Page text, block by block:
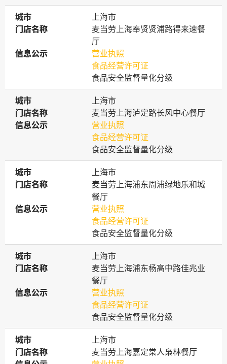
城市
城市
上海市
门店名称
门店名称
麦当劳上海奉贤贤浦路得来速餐
厅
信息公示
信息公示
营业执照
食品经营许可证
食品安全监督量化分级
城市
城市
上海市
门店名称
门店名称
麦当劳上海泸定路长风中心餐厅
信息公示
信息公示
营业执照
食品经营许可证
食品安全监督量化分级
城市
城市
上海市
门店名称
门店名称
麦当劳上海浦东周浦绿地乐和城
餐厅
信息公示
信息公示
营业执照
食品经营许可证
食品安全监督量化分级
城市
城市
上海市
门店名称
门店名称
麦当劳上海浦东杨高中路佳兆业
餐厅
信息公示
信息公示
营业执照
食品经营许可证
食品安全监督量化分级
城市
城市
上海市
门店名称
门店名称
麦当劳上海嘉定棠人枭林餐厅